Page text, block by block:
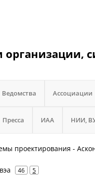
организации,
Ведомства Ассоциации
Пресса ИАА НИИ,
проектирования -
46 5